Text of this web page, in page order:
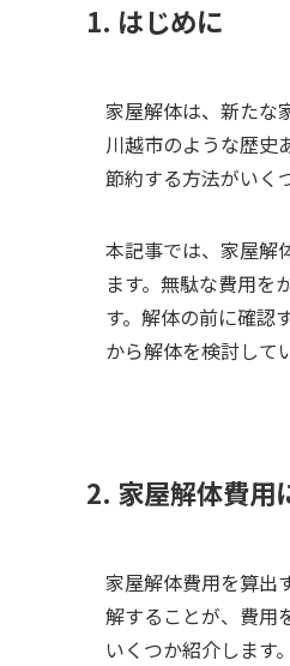
1. はじめに
家屋解体は、新たな
川越市のような歴史
節約する方法がいく
本記事では、家屋解
ます。無駄な費用を
す。解体の前に確認
から解体を検討して
2. 家屋解体費用
家屋解体費用を算出
解することが、費用
いくつか紹介します。